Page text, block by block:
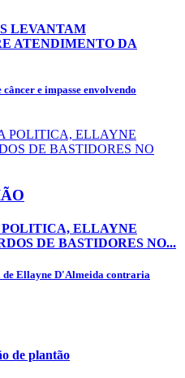
LEVANTAM
ATENDIMENTO DA
e impasse envolvendo
POLITICA, ELLAYNE
DE BASTIDORES NO...
de Ellayne D'Almeida contraria
de plantão